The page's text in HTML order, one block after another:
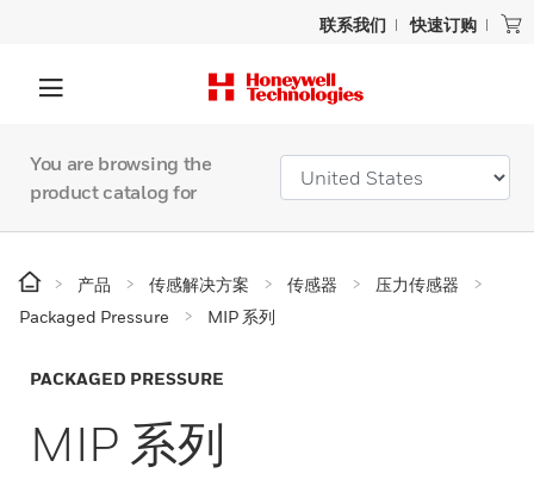
联系我们 快速订购
You are browsing the
product catalog for
产品 传感解决方案 传感器
压力传感器
Packaged Pressure
MIP 系列
PACKAGED PRESSURE
MIP 系列